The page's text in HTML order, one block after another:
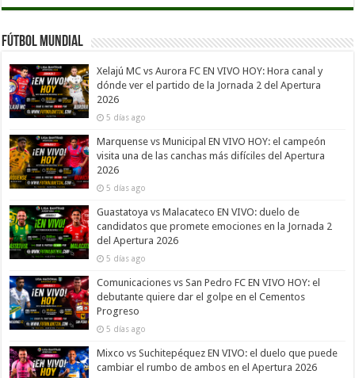
Fútbol Mundial
Xelajú MC vs Aurora FC EN VIVO HOY: Hora canal y
dónde ver el partido de la Jornada 2 del Apertura
2026
5 días ago
Marquense vs Municipal EN VIVO HOY: el campeón
visita una de las canchas más difíciles del Apertura
2026
5 días ago
Guastatoya vs Malacateco EN VIVO: duelo de
candidatos que promete emociones en la Jornada 2
del Apertura 2026
5 días ago
Comunicaciones vs San Pedro FC EN VIVO HOY: el
debutante quiere dar el golpe en el Cementos
Progreso
5 días ago
Mixco vs Suchitepéquez EN VIVO: el duelo que puede
cambiar el rumbo de ambos en el Apertura 2026